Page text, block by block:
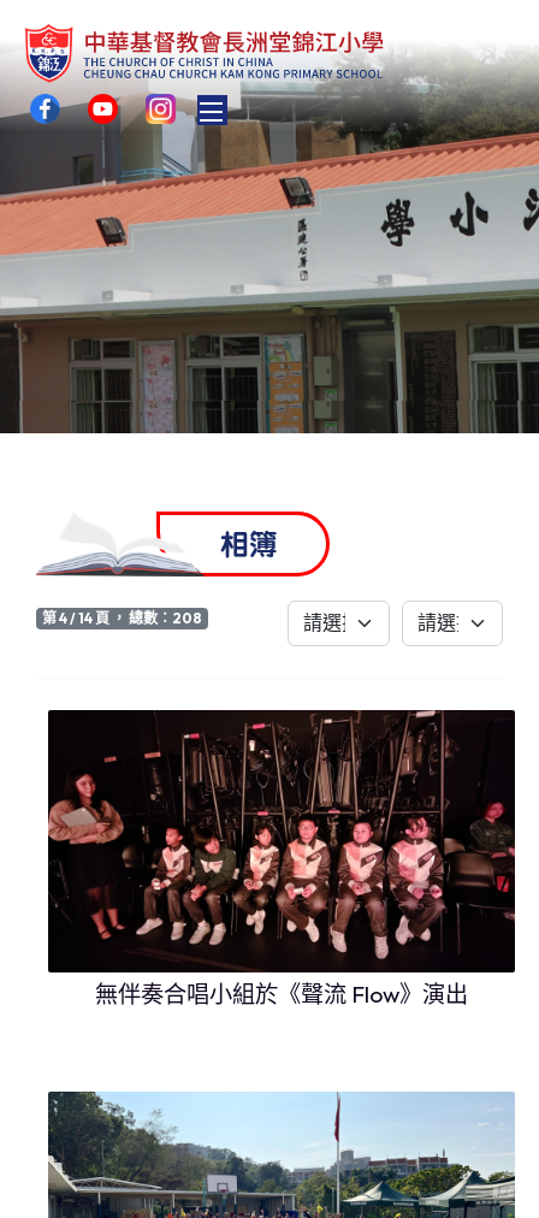
Toggle main menu visibility
相簿
第 4 / 14 頁 ， 總數：208
無伴奏合唱小組於《聲流 Flow》演出